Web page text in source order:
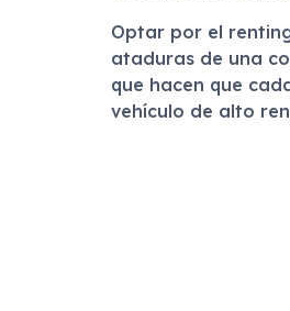
Optar por el
ataduras de una
que hacen que
vehículo de alto